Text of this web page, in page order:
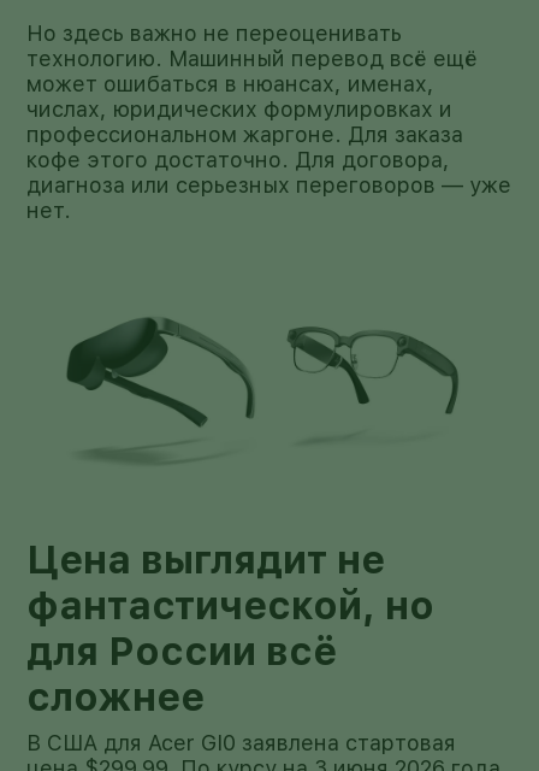
Но здесь важно не переоценивать
технологию. Машинный перевод всё ещё
может ошибаться в нюансах, именах,
числах, юридических формулировках и
профессиональном жаргоне. Для заказа
кофе этого достаточно. Для договора,
диагноза или серьезных переговоров — уже
нет.
Цена выглядит не
фантастической, но
для России всё
сложнее
В США для Acer GI0 заявлена стартовая